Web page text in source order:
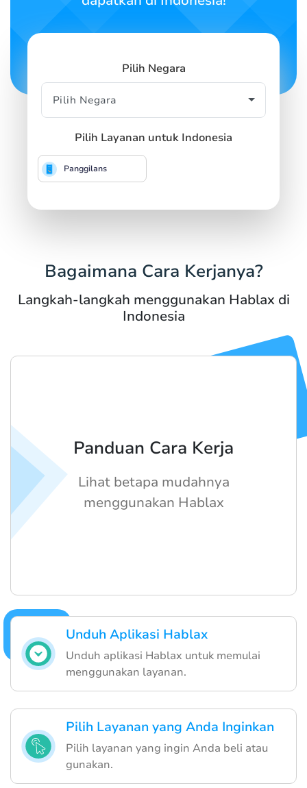
Pilih Negara
Pilih Layanan untuk Indonesia
Panggilans
Bagaimana Cara Kerjanya?
Langkah-langkah menggunakan Hablax di
Indonesia
Unduh Aplikasi Hablax
Unduh aplikasi Hablax untuk memulai
menggunakan layanan.
Pilih Layanan yang Anda Inginkan
Pilih layanan yang ingin Anda beli atau
gunakan.
Panduan Cara Kerja
Lihat betapa mudahnya
menggunakan Hablax